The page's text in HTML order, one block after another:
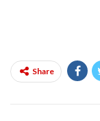
Share